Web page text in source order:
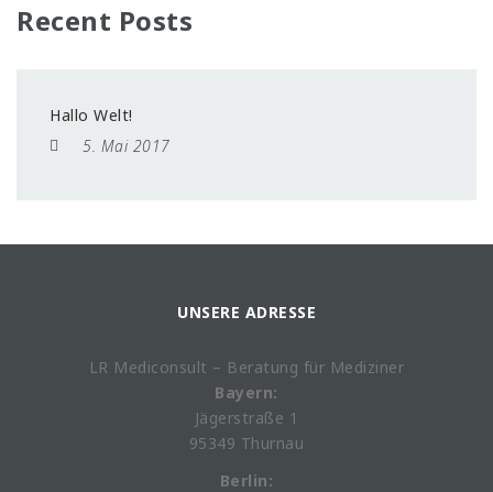
Recent Posts
Hallo Welt!
5. Mai 2017
UNSERE ADRESSE
LR Mediconsult – Beratung für Mediziner
Bayern:
Jägerstraße 1
95349 Thurnau
Berlin: